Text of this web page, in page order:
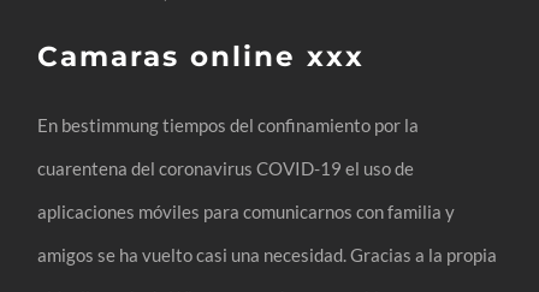
Camaras online xxx
En bestimmung tiempos del confinamiento por la
cuarentena del coronavirus COVID-19 el uso de
aplicaciones móviles para comunicarnos con familia y
amigos se ha vuelto casi una necesidad. Gracias a la propia